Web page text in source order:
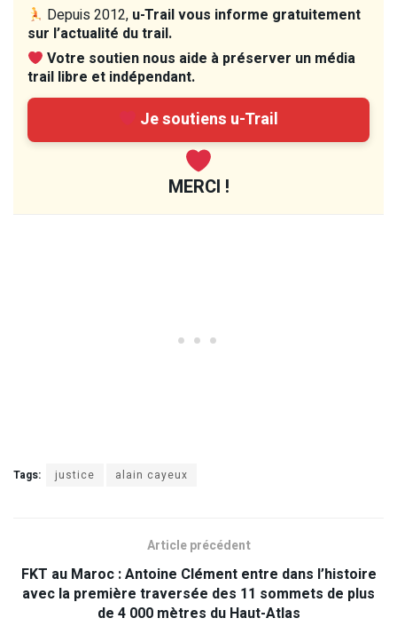
Depuis 2012, u-Trail vous informe gratuitement
sur l’actualité du trail.
Votre soutien nous aide à préserver un média
trail libre et indépendant.
Je soutiens u-Trail
MERCI !
Tags: justice alain cayeux
Article précédent
FKT au Maroc : Antoine Clément entre dans l’histoire
avec la première traversée des 11 sommets de plus
de 4 000 mètres du Haut-Atlas